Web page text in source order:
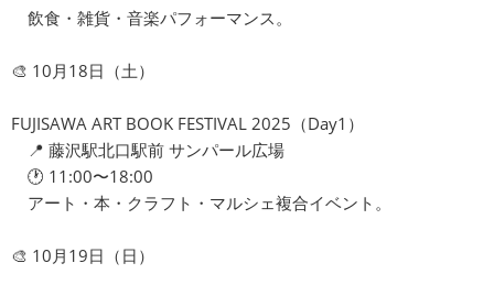
飲食・雑貨・音楽パフォーマンス。
🎨 10月18日（土）
FUJISAWA ART BOOK FESTIVAL 2025（Day1）
📍 藤沢駅北口駅前 サンパール広場
🕐 11:00〜18:00
アート・本・クラフト・マルシェ複合イベント。
🎨 10月19日（日）